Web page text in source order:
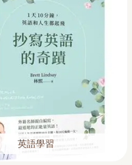
英語學習